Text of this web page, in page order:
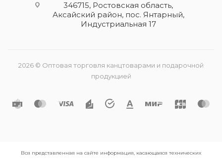
346715, Ростовская область​,
Аксайский район, пос. Янтарный,
Индустриальная 17
2026 © Оптовая торговля канцтоварами и подарочной
продукцией
Вся представленная на сайте информация, касающаяся технических